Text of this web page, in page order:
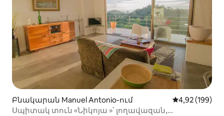
Բնակարան Manuel Antonio-ում Միջին
4,92 (199)
Սպիտակ տուն «Նիկոյա »՝ լողավազան,